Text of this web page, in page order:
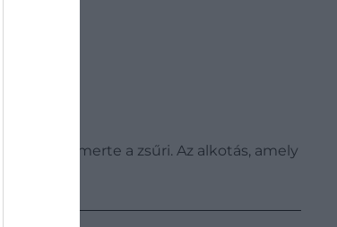
így jól ismerte a zsűri. Az alkotás, amely